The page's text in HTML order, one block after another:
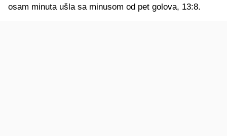
osam minuta ušla sa minusom od pet golova, 13:8.